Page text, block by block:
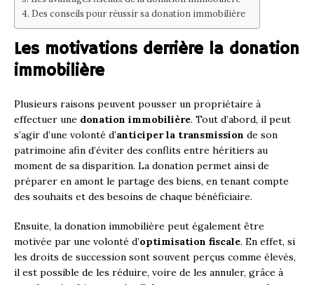
Des conseils pour réussir sa donation immobilière
Les motivations derrière la donation
immobilière
Plusieurs raisons peuvent pousser un propriétaire à
effectuer une donation immobilière. Tout d’abord, il peut
s’agir d’une volonté d’anticiper la transmission de son
patrimoine afin d’éviter des conflits entre héritiers au
moment de sa disparition. La donation permet ainsi de
préparer en amont le partage des biens, en tenant compte
des souhaits et des besoins de chaque bénéficiaire.
Ensuite, la donation immobilière peut également être
motivée par une volonté d’optimisation fiscale. En effet, si
les droits de succession sont souvent perçus comme élevés,
il est possible de les réduire, voire de les annuler, grâce à